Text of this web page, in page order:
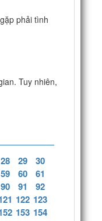
phải tình
Tuy nhiên,
28 29
30
59 60
61
90 91
92
122 123
153 154